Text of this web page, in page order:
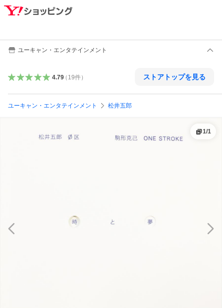
ユーキャン・エンタテインメント
4.79（ 19件） ストアトップを見る
ユーキャン・エンタテインメント 松井五郎
1/1